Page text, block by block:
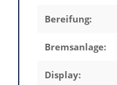
Bereifung:
Bremsanlage:
Display: